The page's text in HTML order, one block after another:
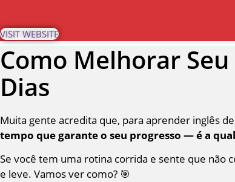
content
VISIT WEBSITE
Como Melhorar
Dias
Muita gente acredita que, para aprender inglês
tempo que garante o seu progresso — é a
Se você tem uma rotina corrida e sente que não
e leve. Vamos ver como? 🎯